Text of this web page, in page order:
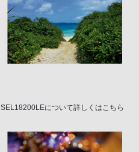
SEL18200LEについて詳しくはこちら